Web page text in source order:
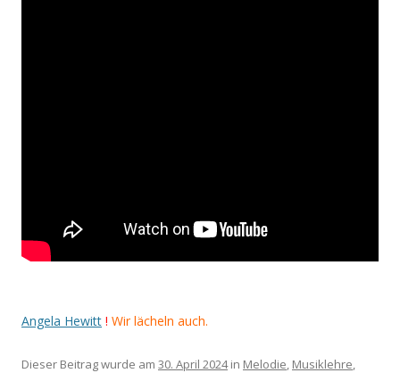
Angela Hewitt ! Wir lächeln auch.
Dieser Beitrag wurde am 30. April 2024in Melodie, Musiklehre,